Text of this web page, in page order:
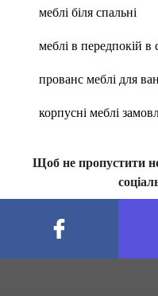
меблі біля спальні
меблі в передпокій в
прованс меблі для
корпусні меблі
Щоб не пропустити